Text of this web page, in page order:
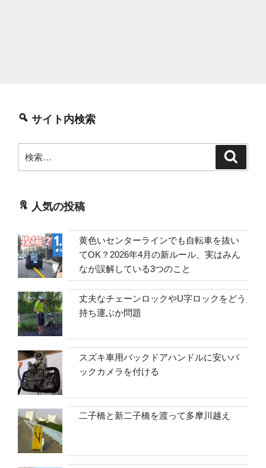
サイト内検索
索:
人気の投稿
黄色いセンターラインでも自転車を抜い
てOK？2026年4月の新ルール、実はみん
なが誤解している3つのこと
丈夫なチェーンロックやU字ロックをどう
持ち運ぶか問題
スズキ車用バックドアハンドルに安いバ
ックカメラを付ける
二子橋と新二子橋を渡って多摩川越え